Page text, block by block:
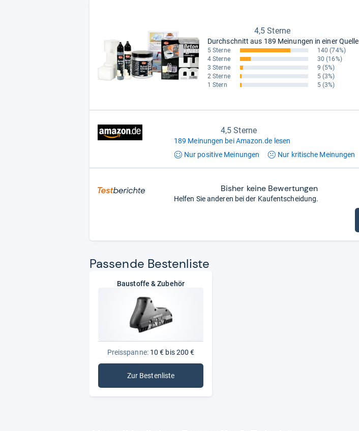
4,5 Sterne
Durchschnitt aus 189 Meinungen in einer Quelle
5 Sterne 140 (74%)
4 Sterne
30 (16%)
3 Sterne
9 (5%)
2 Sterne
5 (3%)
1 Stern
5 (3%)
4,5 Sterne
189 Meinungen bei Amazon.de lesen
Nur positive Meinungen Nur kritische Meinungen
Bisher keine Bewertungen
Helfen Sie anderen bei der Kaufentscheidung.
Pas­sende Bes­ten­liste
Baustoffe & Zubehör
Preisspanne:10 € bis 200 €
Zur Bestenliste: Baustoffe & Zubehör